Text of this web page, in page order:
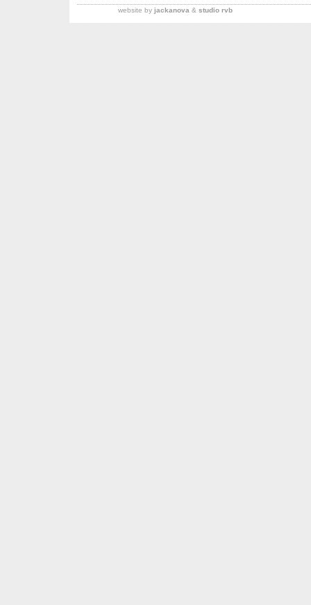
website by jackanova & studio rvb